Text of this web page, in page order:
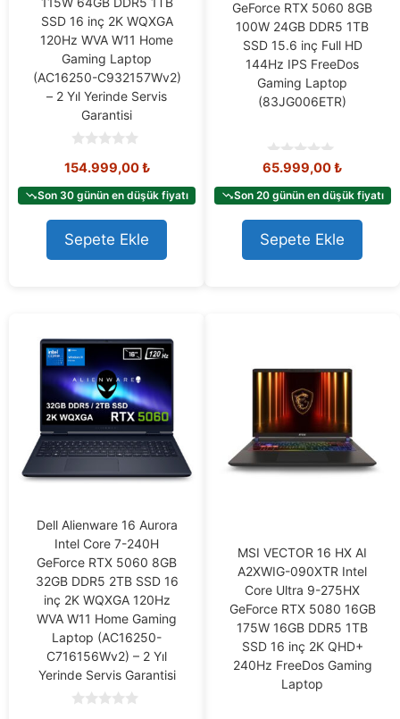
SSD 16 inç 2K WQXGA
120Hz WVA W11 Home
Gaming Laptop
(AC16250-C932157Wv2)
– 2 Yıl Yerinde Servis
Garantisi
o
t
o
f
5
154.999,00₺
Son 30 günün en düşük fiyatı
Sepete Ekle
GeForce RTX 5060 8GB
100W 24GB DDR5 1TB
SSD 15.6 inç Full HD
144Hz IPS FreeDos
Gaming Laptop
(83JG006ETR)
0
u
t
o
5
65.999,00₺
Son 20 günün en düşük fiyatı
Sepete Ekle
Dell Alienware 16 Aurora
Intel Core 7-240H
GeForce RTX 5060 8GB
32GB DDR5 2TB SSD 16
inç 2K WQXGA 120Hz
WVA W11 Home Gaming
Laptop (AC16250-
C716156Wv2) – 2 Yıl
Yerinde Servis Garantisi
MSI VECTOR 16 HX AI
A2XWIG-090XTR Intel
Core Ultra 9-275HX
GeForce RTX 5080 16GB
175W 16GB DDR5 1TB
SSD 16 inç 2K QHD+
240Hz FreeDos Gaming
Laptop